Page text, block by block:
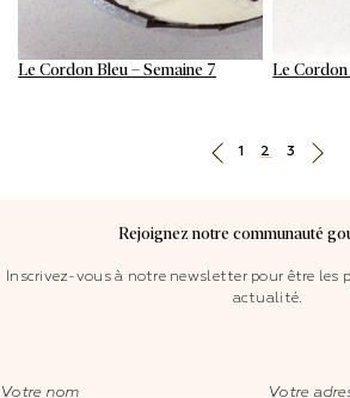
Le Cordon Bleu – Semaine 7 Le Cordon
Pagination
publications
1 2 3
Rejoignez notre communauté
Inscrivez-vous à notre newsletter pour être les
actualité.